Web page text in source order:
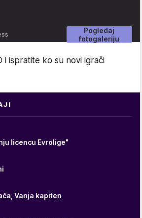
Pogledaj
fotogaleriju
i ispratite ko su novi igrači
licencu Evrolige"
Vanja kapiten